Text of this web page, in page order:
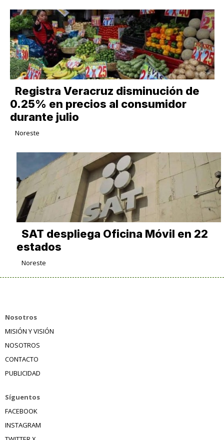
Registra Veracruz disminución de
0.25% en precios al consumidor
durante julio
Noreste
SAT despliega Oficina Móvil en 22
estados
Noreste
Nosotros
MISIÓN Y VISIÓN
NOSOTROS
CONTACTO
PUBLICIDAD
Síguentos
FACEBOOK
INSTAGRAM